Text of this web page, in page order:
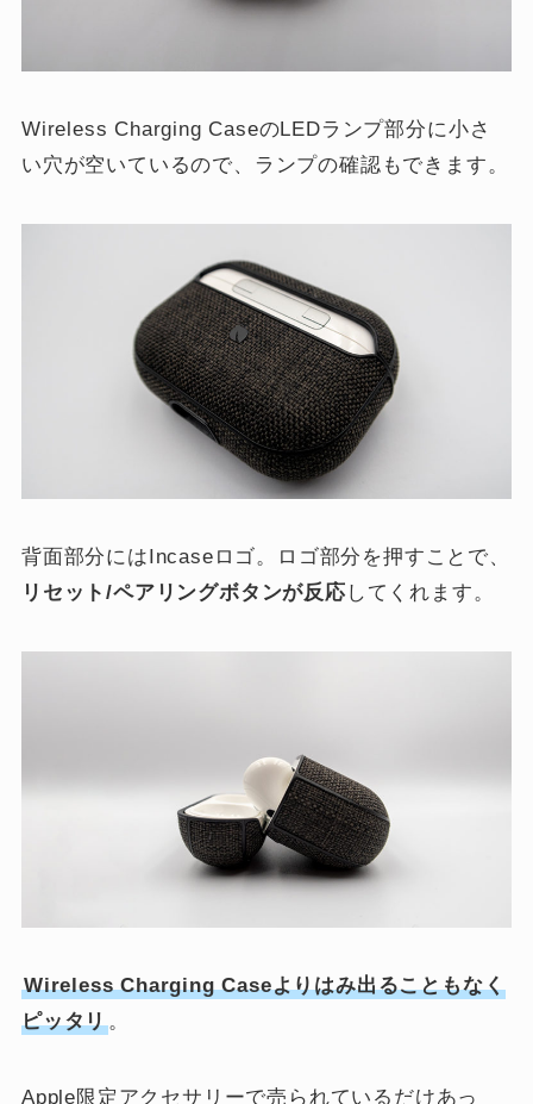
Wireless Charging CaseのLEDランプ部分に小さ
い穴が空いているので、ランプの確認もできます。
背面部分にはIncaseロゴ。ロゴ部分を押すことで、
リセット/ペアリングボタンが反応 してくれます。
Wireless Charging Caseよりはみ出ることもなく
ピッタリ 。
Apple限定アクセサリーで売られているだけあっ